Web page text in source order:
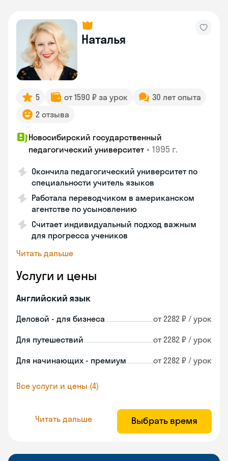
Наталья
5 от 1590 ₽ за урок
30 лет опыта
2 отзыва
Новосибирский государственный
педагогический университет • 1995 г.
Окончила педагогический университет по
специальности учитель языков
Работала переводчиком в американском
агентстве по усыновлению
Считает индивидуальный подход важным
для прогресса учеников
Читать дальше
Услуги и цены
Английский язык
Деловой - для бизнеса от 2282 ₽ / урок
Для путешествий от 2282 ₽ / урок
Для начинающих - премиум от 2282 ₽ / урок
Все услуги и цены (4)
Читать дальше Выбрать время